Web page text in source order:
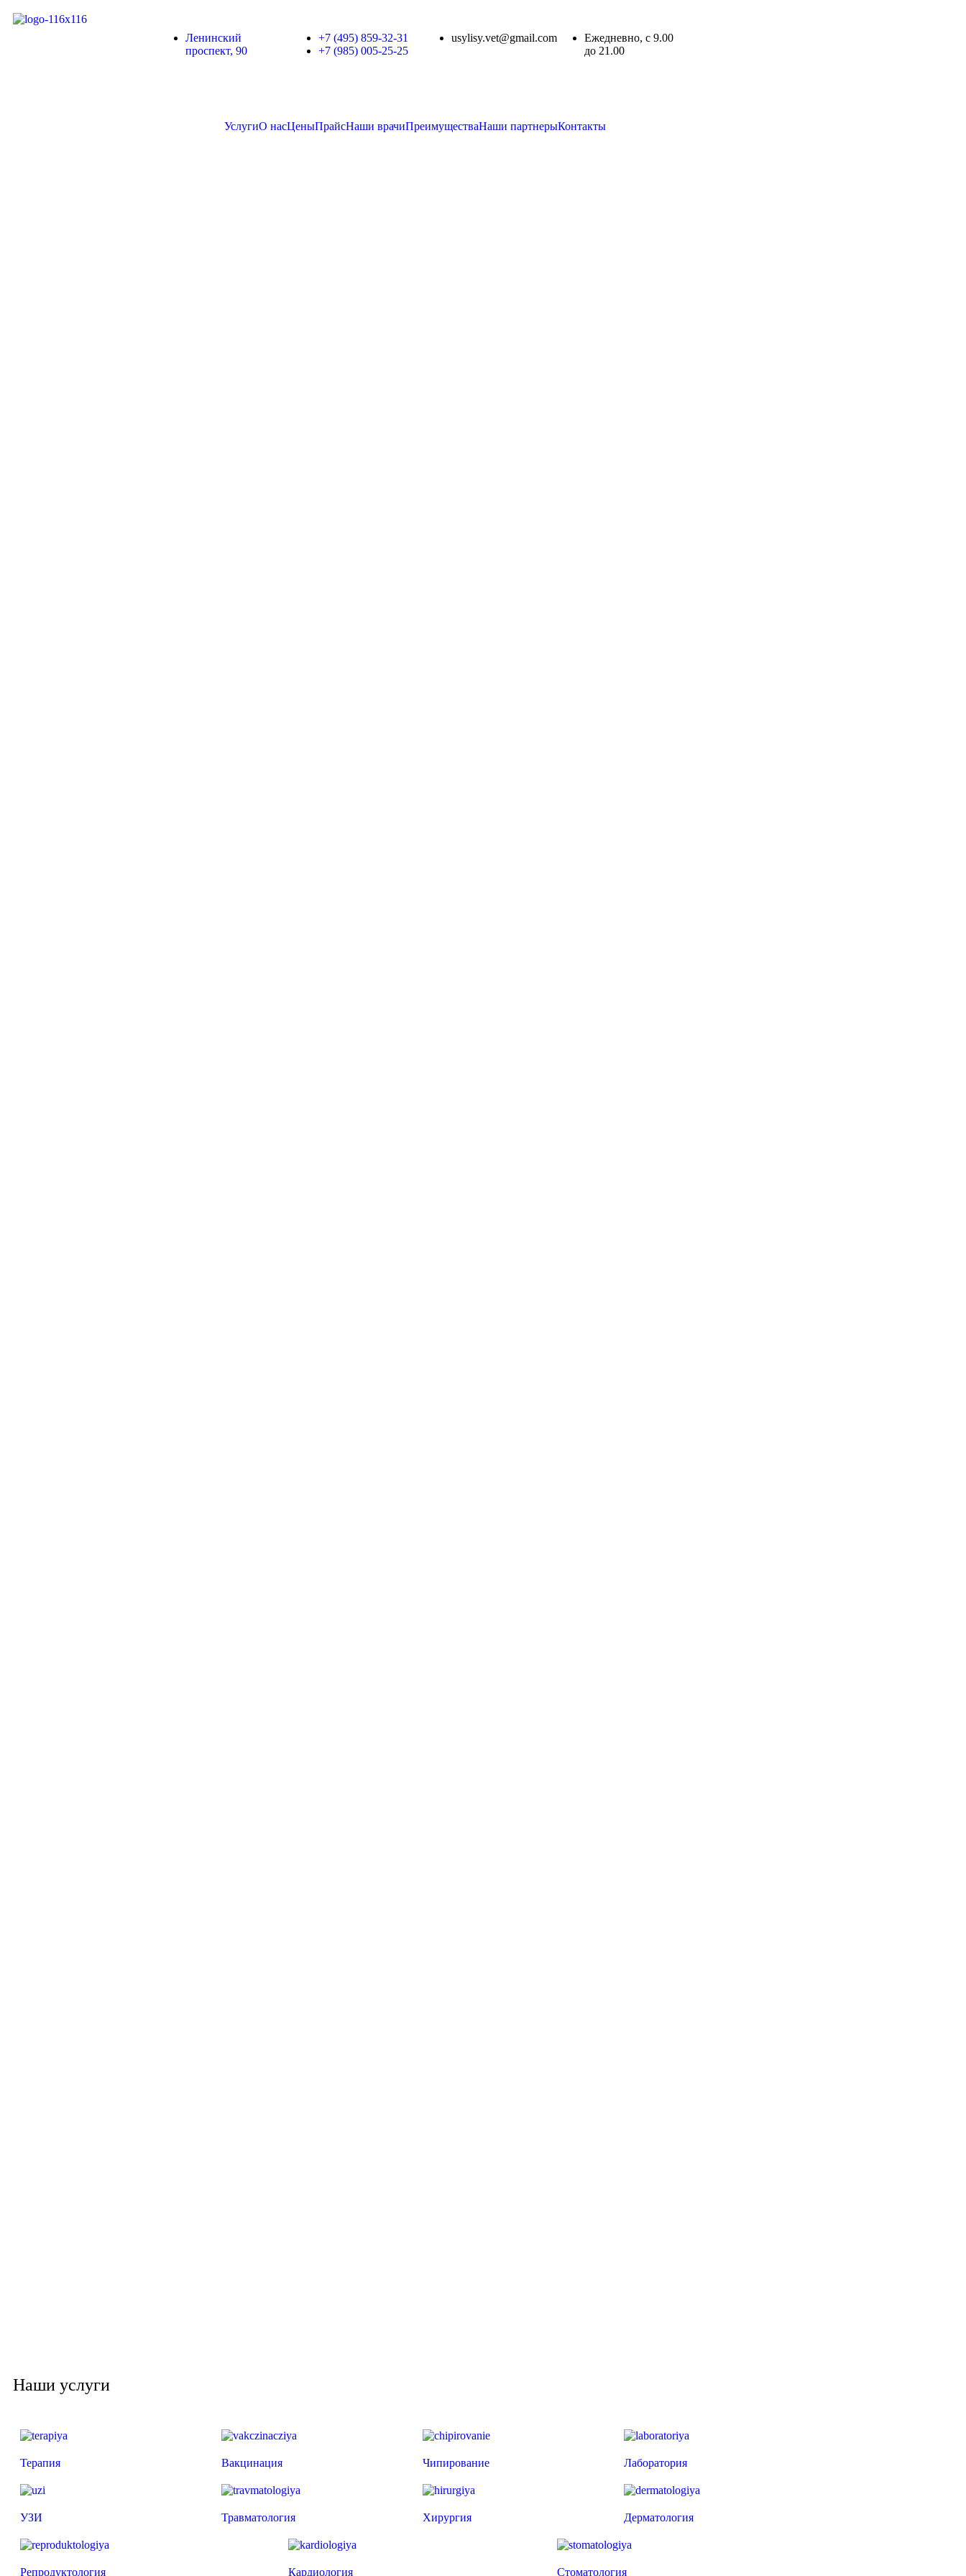
Ленинский
проспект, 90
+7 (495) 859-32-31
+7 (985) 005-25-25
usylisy.vet@gmail.com
Ежедневно, с 9.00
до 21.00
УслугиО насЦеныПрайсНаши врачиПреимуществаНаши партнерыКонтакты
Наши услуги
Терапия Вакцинация Чипирование Лаборатория
УЗИ Травматология Хирургия Дерматология
Репродуктология Кардиология Стоматология